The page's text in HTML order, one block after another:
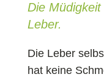
Die
Leber.
Die Leber
hat keine